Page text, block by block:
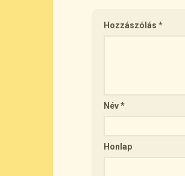
Hozzászólás *
Név*
Honlap